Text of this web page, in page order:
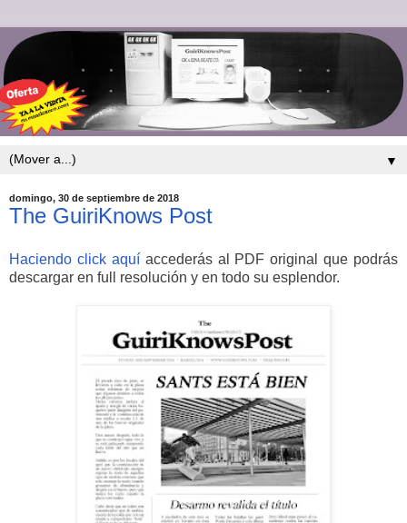
▼
domingo, 30 de septiembre de 2018
The GuiriKnows Post
Haciendo click aquíaccederás al PDF original que podrás
descargar en full resolución y en todo su esplendor.